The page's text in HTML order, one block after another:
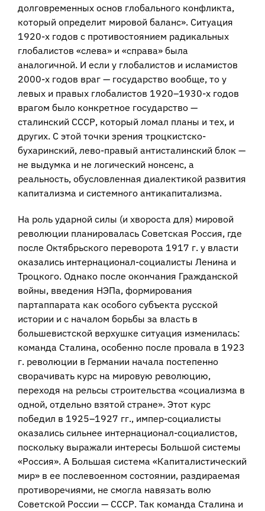
долговременных основ глобального конфликта,
который определит мировой баланс». Ситуация
1920-х годов с противостоянием радикальных
глобалистов «слева» и «справа» была
аналогичной. И если у глобалистов и исламистов
2000-х годов враг — государство вообще, то у
левых и правых глобалистов 1920–1930-х годов
врагом было конкретное государство —
сталинский СССР, который ломал планы и тех, и
других. С этой точки зрения троцкистско-
бухаринский, лево-правый антисталинский блок —
не выдумка и не логический нонсенс, а
реальность, обусловленная диалектикой развития
капитализма и системного антикапитализма.
На роль ударной силы (и хвороста для) мировой
революции планировалась Советская Россия, где
после Октябрьского переворота 1917 г. у власти
оказались интернационал-социалисты Ленина и
Троцкого. Однако после окончания Гражданской
войны, введения НЭПа, формирования
партаппарата как особого субъекта русской
истории и с началом борьбы за власть в
большевистской верхушке ситуация изменилась:
команда Сталина, особенно после провала в 1923
г. революции в Германии начала постепенно
сворачивать курс на мировую революцию,
переходя на рельсы строительства «социализма в
одной, отдельно взятой стране». Этот курс
победил в 1925–1927 гг., импер-социалисты
оказались сильнее интернационал-социалистов,
поскольку выражали интересы Большой системы
«Россия». А Большая система «Капиталистический
мир» в ее послевоенном состоянии, раздираемая
противоречиями, не смогла навязать волю
Советской России — СССР. Так команда Сталина и